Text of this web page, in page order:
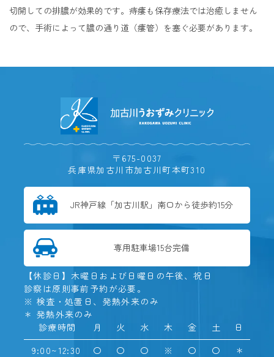
切開しての排膿が効果的です。痔瘻も保存療法では治癒しません
ので、手術によって膿の通り道（瘻管）を塞ぐ必要があります。
〒675-0037
兵庫県加古川市加古川町本町310
JR神戸線「加古川駅」 南口から徒歩約15分
専用駐車場15台完備
診療時間 月 火 水 木 金 土
日
9:00~12:30
〇 〇 〇 ※ 〇 〇 ＊
【休診日】木曜日および日曜日の午後、祝日
診察は原則事前予約が必要。
※ 検査・処置日、発熱外来のみ
＊ 発熱外来のみ